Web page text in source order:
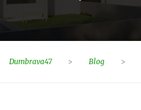
Dumbrava47 > Blog >